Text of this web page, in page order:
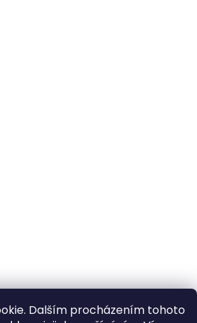
Dalším procházením tohoto